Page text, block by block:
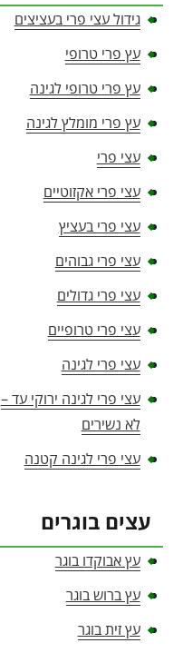
גידול עצי פרי בעציצים
עץ פרי טרופי
עץ פרי טרופי לגינה
עץ פרי מומלץ לגינה
עצי פרי
עצי פרי אקזוטיים
עצי פרי בעציץ
עצי פרי גבוהים
עצי פרי גדולים
עצי פרי טרופיים
עצי פרי לגינה
עצי פרי לגינה ירוקי עד –
לא נשירים
עצי פרי לגינה קטנה
עצים בוגרים
עץ אבוקדו בוגר
עץ ברוש בוגר
עץ זית בוגר